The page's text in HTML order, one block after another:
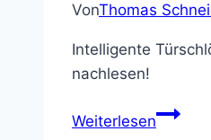
VonThomas
Intelligente
nachlesen!
Weiterlesen